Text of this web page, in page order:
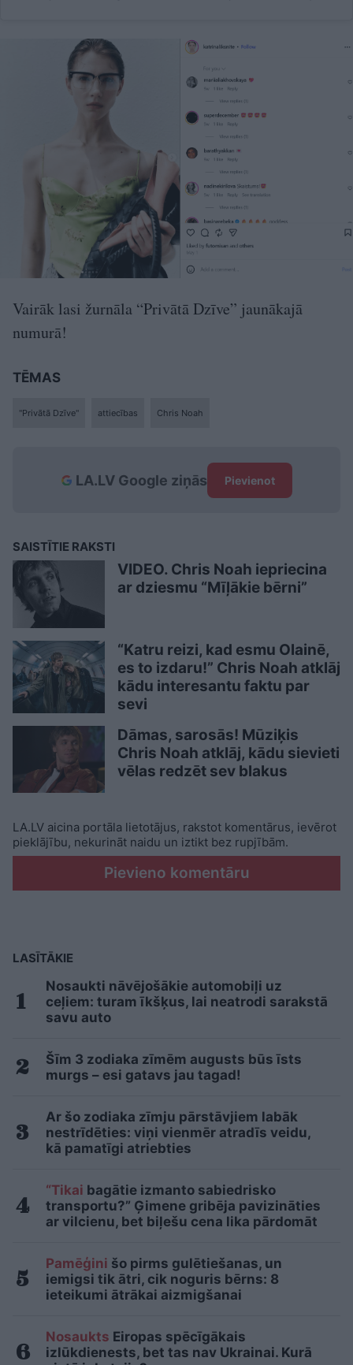
Vairāk lasi žurnāla “Privātā Dzīve” jaunākajā
numurā!
TĒMAS
"Privātā Dzīve" attiecības Chris Noah
LA.LV Google ziņās Pievienot
SAISTĪTIE RAKSTI
VIDEO. Chris Noah iepriecina
ar dziesmu “Mīļākie bērni”
“Katru reizi, kad esmu Olainē,
es to izdaru!” Chris Noah atklāj
kādu interesantu faktu par
sevi
Dāmas, sarosās! Mūziķis
Chris Noah atklāj, kādu sievieti
vēlas redzēt sev blakus
LA.LV aicina portāla lietotājus, rakstot komentārus, ievērot
pieklājību, nekurināt naidu un iztikt bez rupjībām.
Pievieno komentāru
LASĪTĀKIE
Nosaukti nāvējošākie automobiļi uz
ceļiem: turam īkšķus, lai neatrodi sarakstā
savu auto
Šīm 3 zodiaka zīmēm augusts būs īsts
murgs – esi gatavs jau tagad!
Ar šo zodiaka zīmju pārstāvjiem labāk
nestrīdēties: viņi vienmēr atradīs veidu,
kā pamatīgi atriebties
“Tikai bagātie izmanto sabiedrisko
transportu?” Ģimene gribēja pavizināties
ar vilcienu, bet biļešu cena lika pārdomāt
Pamēģini šo pirms gulētiešanas, un
iemigsi tik ātri, cik noguris bērns: 8
ieteikumi ātrākai aizmigšanai
Nosaukts Eiropas spēcīgākais
izlūkdienests, bet tas nav Ukrainai. Kurā